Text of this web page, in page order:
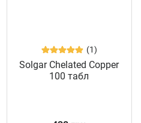
(1)
Solgar Chelated Copper
100 табл